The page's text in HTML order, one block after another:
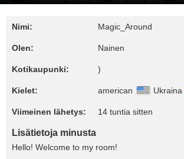
Nimi: Magic_Around
Olen: Nainen
Kotikaupunki: )
Kielet: american Ukraina
Viimeinen lähetys: 14 tuntia sitten
Lisätietoja minusta
Hello! Welcome to my room!